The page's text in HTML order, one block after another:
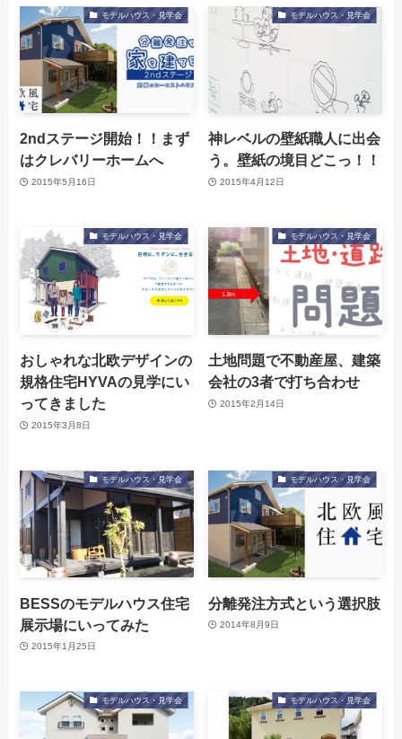
モデルハウス・見学会
2ndステージ開始！！まず
はクレバリーホームへ
2015年5月16日
モデルハウス・見学会
神レベルの壁紙職人に出会
う。壁紙の境目どこっ！！
2015年4月12日
モデルハウス・見学会
おしゃれな北欧デザインの
規格住宅HYVAの見学にい
ってきました
2015年3月8日
モデルハウス・見学会
土地問題で不動産屋、建築
会社の3者で打ち合わせ
2015年2月14日
モデルハウス・見学会
BESSのモデルハウス住宅
展示場にいってみた
2015年1月25日
モデルハウス・見学会
分離発注方式という選択肢
2014年8月9日
モデルハウス・見学会 モデルハウス・見学会